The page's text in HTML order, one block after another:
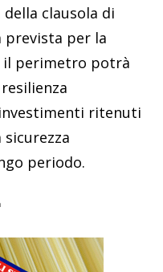
clausola di
prevista per la
il perimetro potrà
ritenuti
periodo.